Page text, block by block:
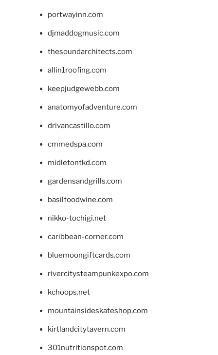
portwayinn.com
djmaddogmusic.com
thesoundarchitects.com
allin1roofing.com
keepjudgewebb.com
anatomyofadventure.com
drivancastillo.com
cmmedspa.com
midletontkd.com
gardensandgrills.com
basilfoodwine.com
nikko-tochigi.net
caribbean-corner.com
bluemoongiftcards.com
rivercitysteampunkexpo.com
kchoops.net
mountainsideskateshop.com
kirtlandcitytavern.com
301nutritionspot.com